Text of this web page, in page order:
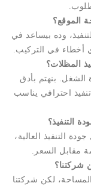
الموقع؟
وده بيساعد في
أخطاء في التركيب.
المظلات؟
الشغل. بنهتم بأدق
تنفيذ احترافي يناسب
التنفيذ؟
التنفيذ العالية،
مقابل السعر.
شركتنا؟
لكن شركتنا